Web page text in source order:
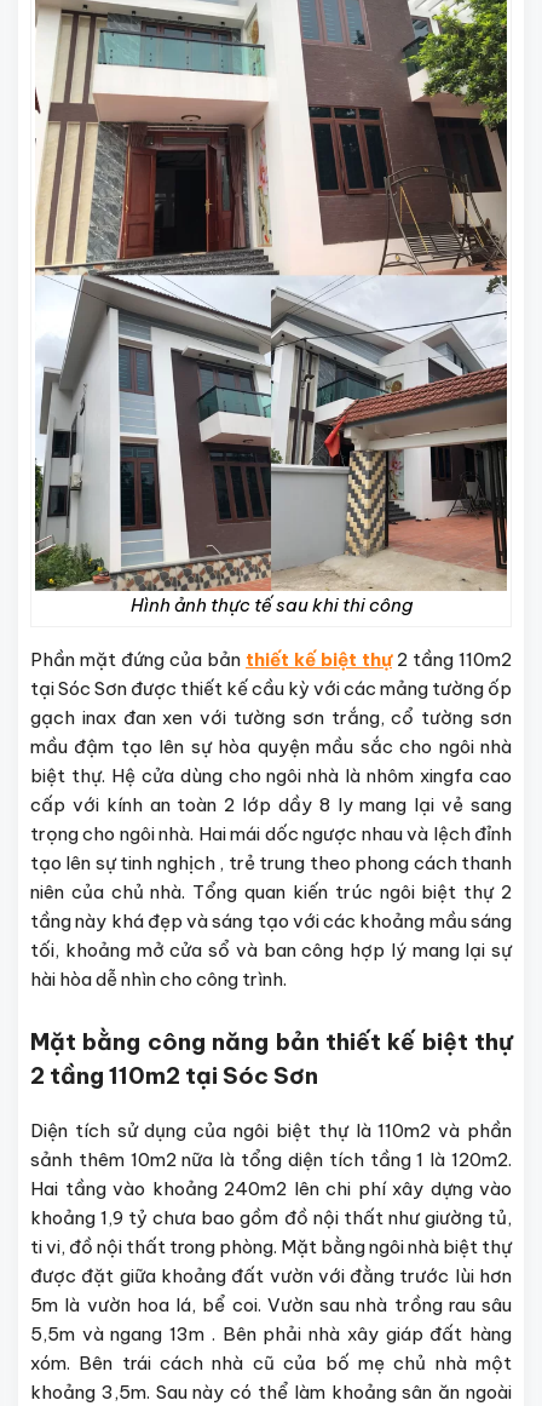
Hình ảnh thực tế sau khi thi công
Phần mặt đứng của bản thiết kế biệt thự2 tầng 110m2
tại Sóc Sơn được thiết kế cầu kỳ với các mảng tường ốp
gạch inax đan xen với tường sơn trắng, cổ tường sơn
mầu đậm tạo lên sự hòa quyện mầu sắc cho ngôi nhà
biệt thự. Hệ cửa dùng cho ngôi nhà là nhôm xingfa cao
cấp với kính an toàn 2 lớp dầy 8 ly mang lại vẻ sang
trọng cho ngôi nhà. Hai mái dốc ngược nhau và lệch đỉnh
tạo lên sự tinh nghịch , trẻ trung theo phong cách thanh
niên của chủ nhà. Tổng quan kiến trúc ngôi biệt thự 2
tầng này khá đẹp và sáng tạo với các khoảng mầu sáng
tối, khoảng mở cửa sổ và ban công hợp lý mang lại sự
hài hòa dễ nhìn cho công trình.
Mặt bằng công năng bản thiết kế biệt thự
2 tầng 110m2 tại Sóc Sơn
Diện tích sử dụng của ngôi biệt thự là 110m2 và phần
sảnh thêm 10m2 nữa là tổng diện tích tầng 1 là 120m2.
Hai tầng vào khoảng 240m2 lên chi phí xây dựng vào
khoảng 1,9 tỷ chưa bao gồm đồ nội thất như giường tủ,
ti vi, đồ nội thất trong phòng. Mặt bằng ngôi nhà biệt thự
được đặt giữa khoảng đất vườn với đằng trước lùi hơn
5m là vườn hoa lá, bể coi. Vườn sau nhà trồng rau sâu
5,5m và ngang 13m . Bên phải nhà xây giáp đất hàng
xóm. Bên trái cách nhà cũ của bố mẹ chủ nhà một
khoảng 3,5m. Sau này có thể làm khoảng sân ăn ngoài